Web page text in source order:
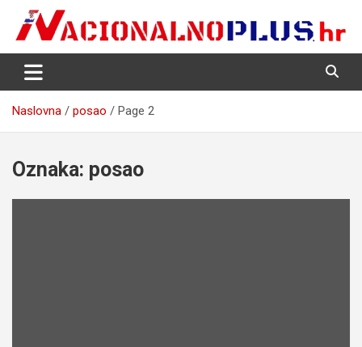
content
NacionalnoPlus.hr
Nacija želi znati više
Naslovna posao Page 2
Oznaka: posao